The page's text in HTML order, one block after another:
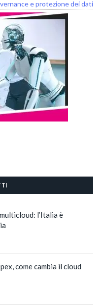
e protezione dei dati
l’Italia è
come cambia il cloud